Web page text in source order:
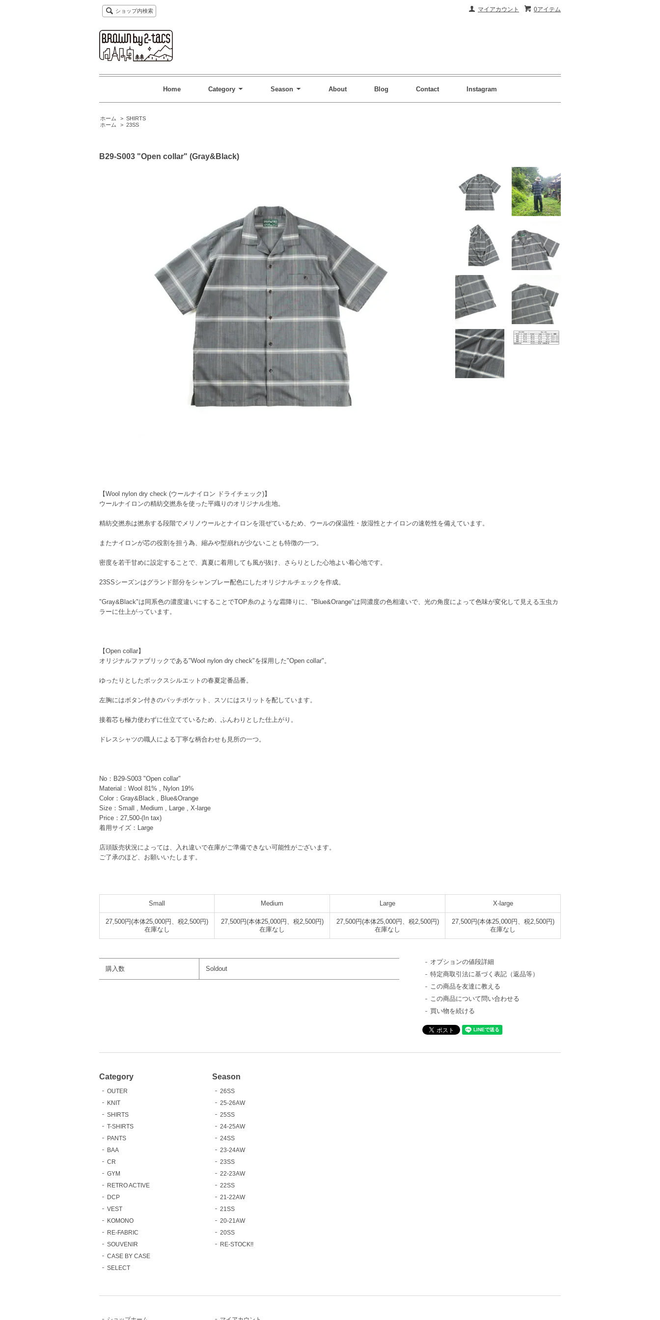
0アイテム
マイアカウント
ショップ内検索
Home Category Season About Blog Contact Instagram
ホーム > SHIRTS
ホーム
> 23SS
B29-S003 "Open collar" (Gray&Black)
【Wool nylon dry check (ウールナイロン ドライチェック)】
ウールナイロンの精紡交撚糸を使った平織りのオリジナル生地。
精紡交撚糸は撚糸する段階でメリノウールとナイロンを混ぜているため、ウールの保温性・放湿性とナイロンの速乾性を備えています。
またナイロンが芯の役割を担う為、縮みや型崩れが少ないことも特徴の一つ。
密度を若干甘めに設定することで、真夏に着用しても風が抜け、さらりとした心地よい着心地です。
23SSシーズンはグランド部分をシャンブレー配色にしたオリジナルチェックを作成。
"Gray&Black"は同系色の濃度違いにすることでTOP糸のような霜降りに、"Blue&Orange"は同濃度の色相違いで、光の角度によって色味が変化して見える玉虫カ
ラーに仕上がっています。
【Open collar】
オリジナルファブリックである"Wool nylon dry check"を採用した"Open collar"。
ゆったりとしたボックスシルエットの春夏定番品番。
左胸にはボタン付きのパッチポケット、スソにはスリットを配しています。
接着芯も極力使わずに仕立てているため、ふんわりとした仕上がり。
ドレスシャツの職人による丁寧な柄合わせも見所の一つ。
No：B29-S003 "Open collar"
Material：Wool 81% , Nylon 19%
Color：Gray&Black , Blue&Orange
Size：Small , Medium , Large , X-large
Price：27,500-(In tax)
着用サイズ：Large
店頭販売状況によっては、入れ違いで在庫がご準備できない可能性がございます。
ご了承のほど、お願いいたします。
Small Medium Large X-large
27,500円(本体25,000円、税2,500円)
在庫なし
27,500円(本体25,000円、税2,500円)
在庫なし
27,500円(本体25,000円、税2,500円)
在庫なし
27,500円(本体25,000円、税2,500円)
在庫なし
購入数 Soldout
オプションの値段詳細
特定商取引法に基づく表記（返品等）
この商品を友達に教える
この商品について問い合わせる
買い物を続ける
Category
OUTER
KNIT
SHIRTS
T-SHIRTS
PANTS
BAA
CR
GYM
RETRO ACTIVE
DCP
VEST
KOMONO
RE-FABRIC
SOUVENIR
CASE BY CASE
SELECT
Season
26SS
25-26AW
25SS
24-25AW
24SS
23-24AW
23SS
22-23AW
22SS
21-22AW
21SS
20-21AW
20SS
RE-STOCK!!